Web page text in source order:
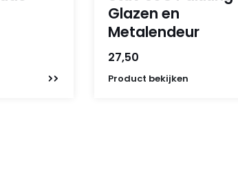
Glazen en
Metalendeur
27,50
Product bekijken